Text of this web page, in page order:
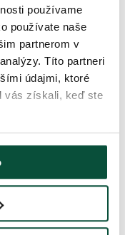
používame
používate naše
partnerom v
Títo partneri
údajmi, ktoré
vás získali, keď ste
v našej kategórii
tvar stromčeka
ho zložíte aj